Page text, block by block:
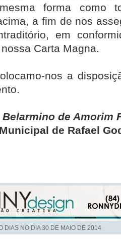
forma como
a fim de nos
em
Carta Magna.
nos a
Belarmino de Amorim
de Rafael
DIAS NO DIA30 DE MAIO DE 2014